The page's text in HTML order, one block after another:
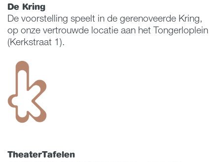
De Kring
De voorstelling speelt in de gerenoveerde Kring,
op onze vertrouwde locatie aan het Tongerloplein
(Kerkstraat 1).
TheaterTafelen